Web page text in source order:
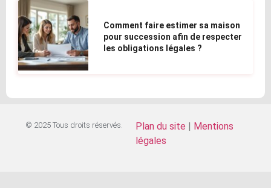
Comment faire estimer sa maison
pour succession afin de respecter
les obligations légales ?
© 2025 Tous droits réservés. Plan du site | Mentions
légales